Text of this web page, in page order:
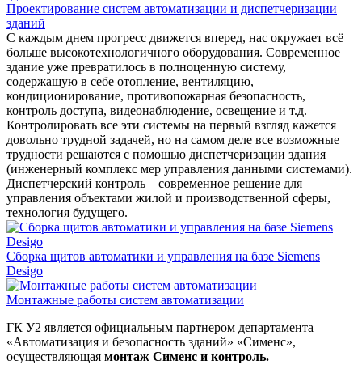
Проектирование систем автоматизации и диспетчеризации
зданий
С каждым днем прогресс движется вперед, нас окружает всё
больше высокотехнологичного оборудования. Современное
здание уже превратилось в полноценную систему,
содержащую в себе отопление, вентиляцию,
кондиционирование, противопожарная безопасность,
контроль доступа, видеонаблюдение, освещение и т.д.
Контролировать все эти системы на первый взгляд кажется
довольно трудной задачей, но на самом деле все возможные
трудности решаются с помощью диспетчеризации здания
(инженерный комплекс мер управления данными системами).
Диспетчерский контроль – современное решение для
управления объектами жилой и производственной сферы,
технология будущего.
Сборка щитов автоматики и управления на базе Siemens
Desigo
Монтажные работы систем автоматизации
ГК У2 является официальным партнером департамента
«Автоматизация и безопасность зданий» «Сименс»,
осуществляющая монтаж Сименс и контроль.